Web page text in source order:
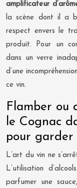
amplificateur
la scène dont il a
respect envers le
produit. Pour un
dans un verre
d’une
ce vin.
Flamber ou
le Cognac
pour garder
L’art du vin ne
L’utilisation
parfumer une